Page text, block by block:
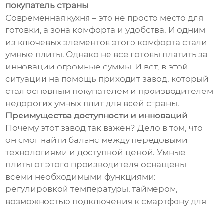
покупатель страны
Современная кухня – это не просто место для
готовки, а зона комфорта и удобства. И одним
из ключевых элементов этого комфорта стали
умные плиты. Однако не все готовы платить за
инновации огромные суммы. И вот, в этой
ситуации на помощь приходит завод, который
стал основным покупателем и производителем
недорогих умных плит для всей страны.
Преимущества доступности и инноваций
Почему этот завод так важен? Дело в том, что
он смог найти баланс между передовыми
технологиями и доступной ценой. Умные
плиты от этого производителя оснащены
всеми необходимыми функциями:
регулировкой температуры, таймером,
возможностью подключения к смартфону для